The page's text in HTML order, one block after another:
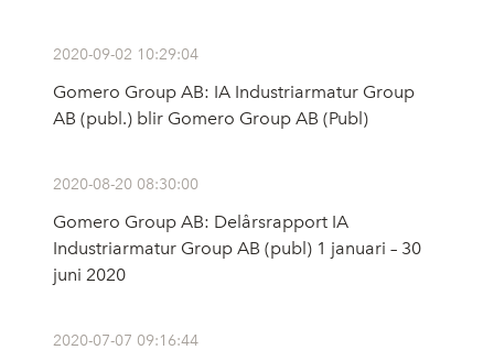
2020-09-02 10:29:04
Gomero Group AB: IA Industriarmatur Group
AB (publ.) blir Gomero Group AB (Publ)
2020-08-20 08:30:00
Gomero Group AB: Delårsrapport IA
Industriarmatur Group AB (publ) 1 januari – 30
juni 2020
2020-07-07 09:16:44